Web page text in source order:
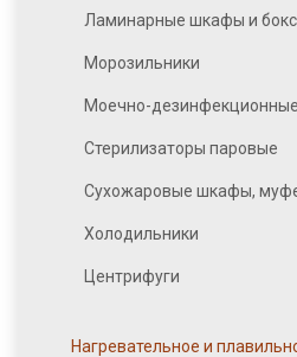
Ламинарные шкафы и
Морозильники
Моечно-
Стерилизаторы паровые
Сухожаровые шкафы,
Холодильники
Центрифуги
Нагревательное и